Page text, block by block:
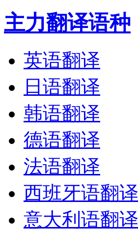
主力翻译语种
英语翻译
日语翻译
韩语翻译
德语翻译
法语翻译
西班牙语翻译
意大利语翻译